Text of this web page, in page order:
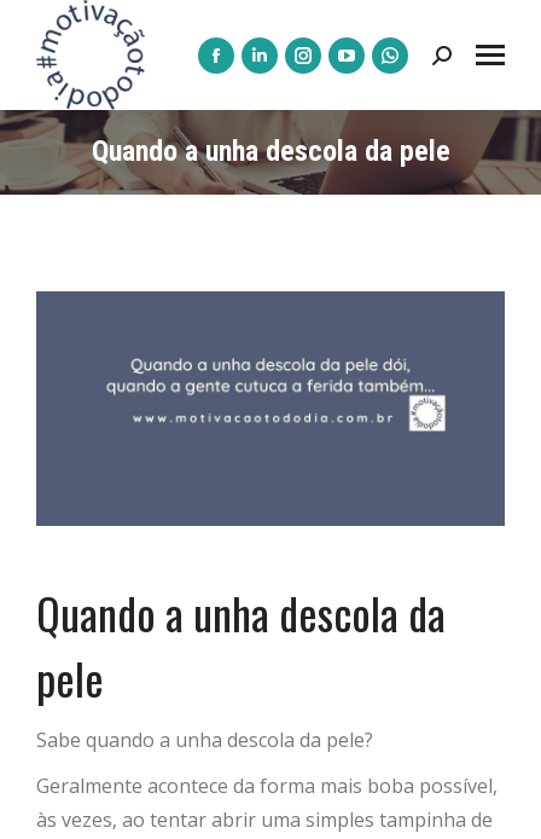
A
página
Facebook
abre
janela
A
página
LinkedIn
abre
janela
A
página
Instagram
abre
janela
A
página
YouTube
janela
A
página
WhatsApp
janela
Pesquisar:
Quando a unha descola da pele
Quando a unha descola da
pele
Sabe quando a unha descola da pele?
Geralmente acontece da forma mais boba possível,
às vezes, ao tentar abrir uma simples tampinha de